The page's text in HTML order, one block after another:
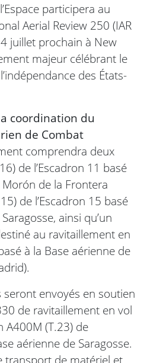
participera au
Aerial Review 250 (IAR
juillet prochain à New
majeur célébrant le
des États-
coordination du
de Combat
comprendra deux
de l’Escadron 11 basé
de la Frontera
de l’Escadron 15 basé
ainsi qu’un
au ravitaillement en
à la Base aérienne de
envoyés en soutien
de ravitaillement en vol
A400M (T.23) de
aérienne de Saragosse.